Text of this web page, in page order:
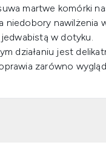
martwe komórki
niedobory nawilżenia
w dotyku.
działaniu jest
zarówno